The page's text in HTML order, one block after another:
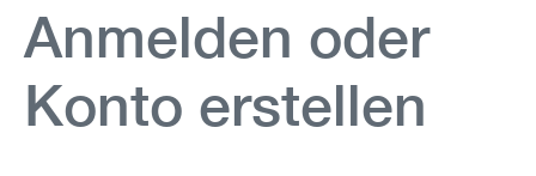
Anmelden oder
Konto erstellen